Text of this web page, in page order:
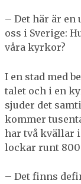
– Det här är
oss i Sverige:
våra kyrkor?
I en stad med
talet och i en
sjuder det
kommer
har två kvällar
lockar runt 800
– Det finns